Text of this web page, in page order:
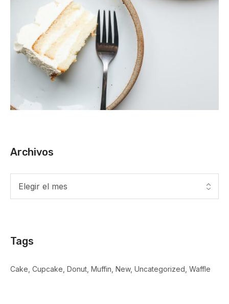
Archivos
Tags
Cake Cupcake Donut Muffin New Uncategorized Waffle